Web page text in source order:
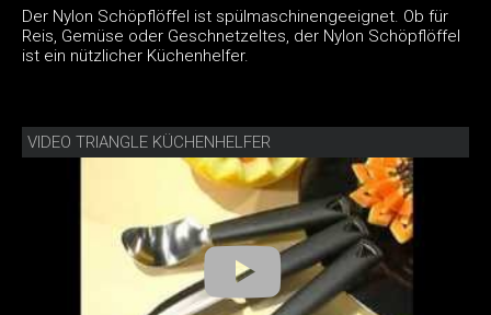
Der Nylon Schöpflöffel ist spülmaschinengeeignet. Ob für
Reis, Gemüse oder Geschnetzeltes, der Nylon Schöpflöffel
ist ein nützlicher Küchenhelfer.
VIDEO TRIANGLE KÜCHENHELFER